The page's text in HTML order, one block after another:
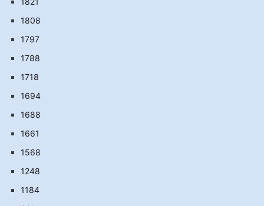
1808
1797
1788
1718
1694
1688
1661
1568
1248
1184